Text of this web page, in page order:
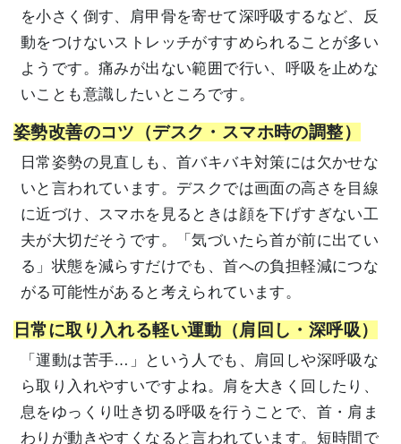
を小さく倒す、肩甲骨を寄せて深呼吸するなど、反
動をつけないストレッチがすすめられることが多い
ようです。痛みが出ない範囲で行い、呼吸を止めな
いことも意識したいところです。
姿勢改善のコツ（デスク・スマホ時の調整）
日常姿勢の見直しも、首バキバキ対策には欠かせな
いと言われています。デスクでは画面の高さを目線
に近づけ、スマホを見るときは顔を下げすぎない工
夫が大切だそうです。「気づいたら首が前に出てい
る」状態を減らすだけでも、首への負担軽減につな
がる可能性があると考えられています。
日常に取り入れる軽い運動（肩回し・深呼吸）
「運動は苦手…」という人でも、肩回しや深呼吸な
ら取り入れやすいですよね。肩を大きく回したり、
息をゆっくり吐き切る呼吸を行うことで、首・肩ま
わりが動きやすくなると言われています。短時間で